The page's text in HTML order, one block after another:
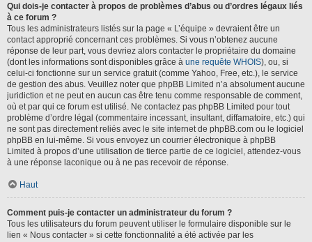
Qui dois-je contacter à propos de problèmes d’abus ou d’ordres légaux liés
à ce forum ?
Tous les administrateurs listés sur la page « L’équipe » devraient être un
contact approprié concernant ces problèmes. Si vous n’obtenez aucune
réponse de leur part, vous devriez alors contacter le propriétaire du domaine
(dont les informations sont disponibles grâce à une requête WHOIS), ou, si
celui-ci fonctionne sur un service gratuit (comme Yahoo, Free, etc.), le service
de gestion des abus. Veuillez noter que phpBB Limited n’a absolument aucune
juridiction et ne peut en aucun cas être tenu comme responsable de comment,
où et par qui ce forum est utilisé. Ne contactez pas phpBB Limited pour tout
problème d’ordre légal (commentaire incessant, insultant, diffamatoire, etc.) qui
ne sont pas directement reliés avec le site internet de phpBB.com ou le logiciel
phpBB en lui-même. Si vous envoyez un courrier électronique à phpBB
Limited à propos d’une utilisation de tierce partie de ce logiciel, attendez-vous
à une réponse laconique ou à ne pas recevoir de réponse.
Haut
Comment puis-je contacter un administrateur du forum ?
Tous les utilisateurs du forum peuvent utiliser le formulaire disponible sur le
lien « Nous contacter » si cette fonctionnalité a été activée par les